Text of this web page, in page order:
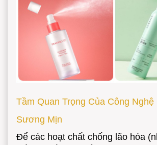
Tầm Quan Trọng Của Công Nghệ
Sương Mịn
Để các hoạt chất chống lão hóa